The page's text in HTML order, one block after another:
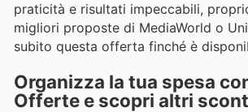
praticità e risultati impeccabili,
migliori proposte di MediaWorld o
subito questa offerta finché è
Organizza la tua spesa
Offerte e scopri altri